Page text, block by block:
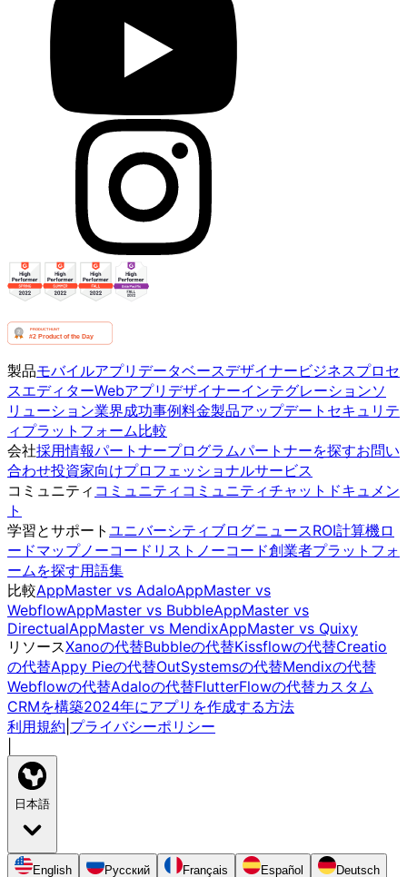
製品モバイルアプリ データベースデザイナー ビジネスプロセ
スエディターWebアプリデザイナーインテグレーションソ
リューション業界成功事例料金製品アップデート セキュリテ
ィ プラットフォーム比較
会社採用情報パートナープログラムパートナーを探すお問い
合わせ投資家向けプロフェッショナルサービス
コミュニティ コミュニティ コミュニティチャット ドキュメン
ト
学習とサポート ユニバーシティ ブログニュースROI計算機ロ
ードマップノーコードリスト ノーコード創業者プラットフォ
ームを探す用語集
比較AppMaster vs AdaloAppMaster vs
WebflowAppMaster vs BubbleAppMaster vs
DirectualAppMaster vs MendixAppMaster vs Quixy
リソースXanoの代替Bubbleの代替Kissflowの代替Creatio
の代替Appy Pieの代替OutSystemsの代替Mendixの代替
Webflowの代替Adaloの代替FlutterFlowの代替カスタム
CRMを構築2024年にアプリを作成する方法
利用規約 プライバシーポリシー
日本語
English Русский Français Español Deutsch